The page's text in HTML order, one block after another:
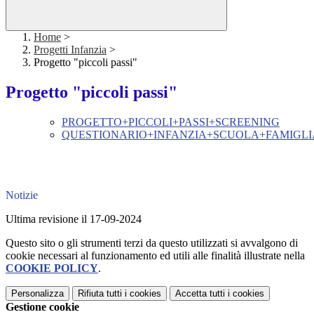
Home >
Progetti Infanzia >
Progetto "piccoli passi"
Progetto "piccoli passi"
PROGETTO+PICCOLI+PASSI+SCREENING
Notizie
Ultima revisione il 17-09-2024
Questo sito o gli strumenti terzi da questo utilizzati si avvalgono di
cookie necessari al funzionamento ed utili alle finalità illustrate nella
COOKIE POLICY.
Personalizza Rifiuta tutti i cookies Accetta tutti i cookies
Gestione cookie